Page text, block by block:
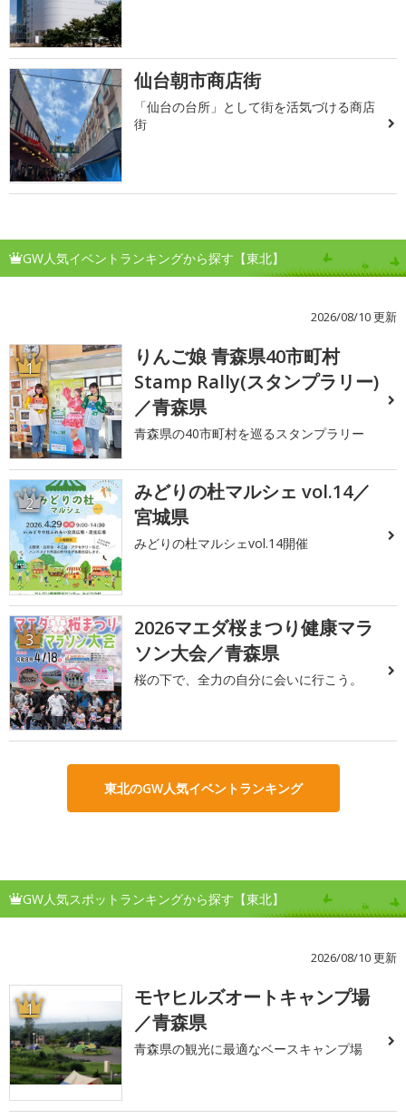
仙台朝市商店街
「仙台の台所」として街を活気づける商店
街
GW人気イベントランキングから探す【東北】
2026/08/10 更新
1
りんご娘 青森県40市町村
Stamp Rally(スタンプラリー)
／青森県
青森県の40市町村を巡るスタンプラリー
2
みどりの杜マルシェ vol.14／
宮城県
みどりの杜マルシェvol.14開催
3
2026マエダ桜まつり健康マラ
ソン大会／青森県
桜の下で、全力の自分に会いに行こう。
東北のGW人気イベントランキング
GW人気スポットランキングから探す【東北】
2026/08/10 更新
1
モヤヒルズオートキャンプ場
／青森県
青森県の観光に最適なベースキャンプ場